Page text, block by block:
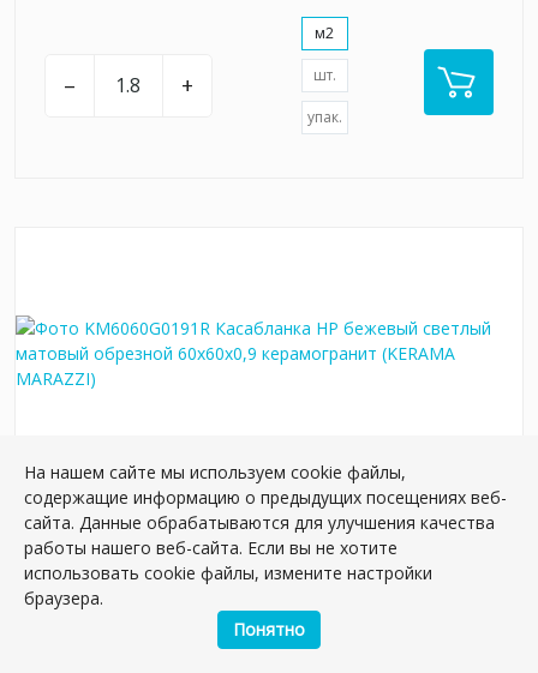
– +
м2
шт.
упак.
KM6060G0191R Касабланка HP бежевый
светлый матовый обрезной 60x60x0,9
керамогранит
Артикул:
На нашем сайте мы используем cookie файлы,
содержащие информацию о предыдущих посещениях веб-
сайта. Данные обрабатываются для улучшения качества
работы нашего веб-сайта. Если вы не хотите
использовать cookie файлы, измените настройки
браузера.
Понятно